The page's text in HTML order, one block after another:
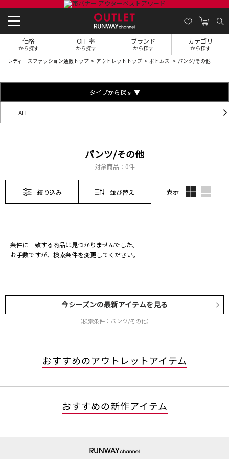
価格
から探す
OFF 率
から探す
ブランド
から探す
カテゴリ
から探す
レディースファッション通販トップ アウトレットトップ ボトムス パンツ/その他
タイプから探す ▼
ALL
パンツ/その他
対象商品： 0件
絞り込み 並び替え 表示
条件に一致する商品は見つかりませんでした。
お手数ですが、検索条件を変更してください。
今シーズンの最新アイテムを見る
（検索条件：パンツ/その他）
おすすめのアウトレットアイテム
おすすめの新作アイテム